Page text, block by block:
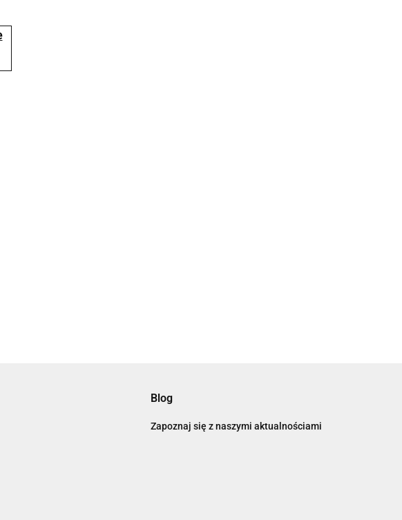
Blog
Zapoznaj się z naszymi aktualnościami